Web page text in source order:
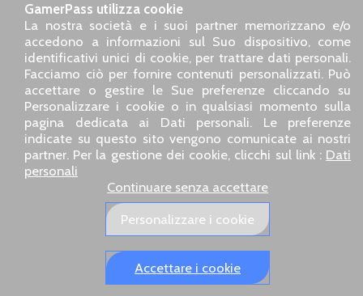
Pubblicato da Take 2 Interactive
GamerPass utilizza cookie
La nostra società e i suoi partner memorizzano e/o
accedono a informazioni sul Suo dispositivo, come
identificativi unici di cookie, per trattare dati personali.
Facciamo ciò per fornire contenuti personalizzati. Può
accettare o gestire le Sue preferenze cliccando su
Personalizzare i cookie o in qualsiasi momento sulla
pagina dedicata ai Dati personali. Le preferenze
indicate su questo sito vengono comunicate ai nostri
partner. Per la gestione dei cookie, clicchi sul link : Dati
personali
Continuare senza accettare
Personalizzare i cookie
Accettare i cookie
SARL GDN GamerPass, Servizio clienti telefonico : +33 1 85
09 18 80
Il nostro indirizzo : 5 chemin de Daru 26100 Romans sur
Isère (France)
Il nostro indirizzo e-mail :pro@gamerpass.it
Home -Area Clienti-Contatti -Note legali
Dati personali
- Condizioni generali di vendita
rimborso
Chi siamo
Politiche di consegna
GamerPass.it , GamerPass.store